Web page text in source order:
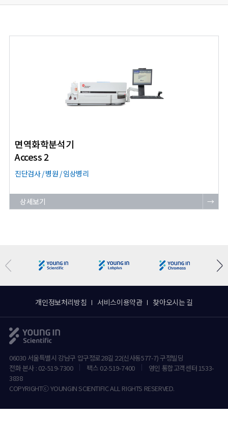
면역화학분석기
Access 2
진단검사 / 병원 / 임상병리
상세보기 →
개인정보처리방침 서비스이용약관 찾아오시는 길
06030 서울특별시 강남구 압구정로28길 22(신사동577-7) 구정빌딩
전화 본사 : 02-519-7300
팩스 02-519-7400
영인 통합고객센터 1533-
3838
COPYRIGHTⓒ YOUNGIN SCIENTIFIC ALL RIGHTS RESERVED.